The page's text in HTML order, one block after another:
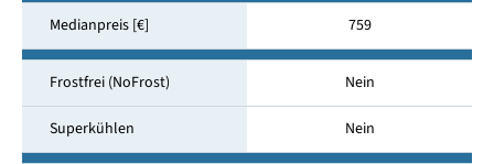
Medianpreis [€] 759
Frostfrei (NoFrost) Nein
Superkühlen Nein